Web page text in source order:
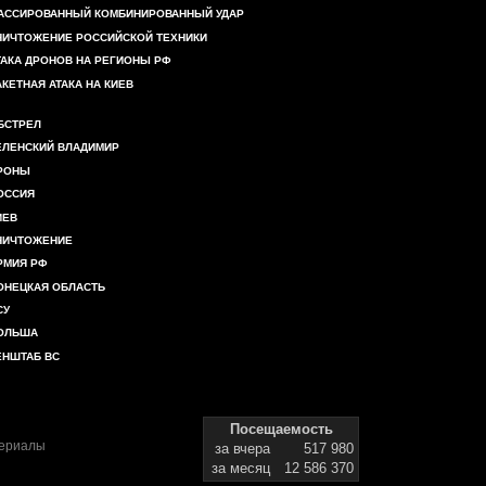
КОМБИНИРОВАННЫЙ УДАР
РОССИЙСКОЙ ТЕХНИКИ
ДРОНОВ НА РЕГИОНЫ РФ
АТАКА НА КИЕВ
ВЛАДИМИР
РФ
ОБЛАСТЬ
ВС
Посещаемость
за вчера
517 980
за месяц
12 586 370